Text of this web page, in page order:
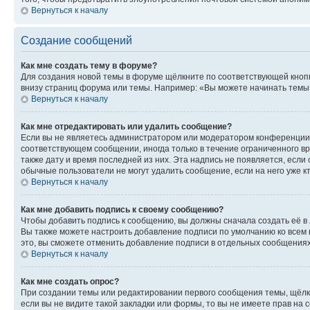
Вернуться к началу
Создание сообщений
Как мне создать тему в форуме?
Для создания новой темы в форуме щёлкните по соответствующей
внизу страниц форума или темы. Например: «Вы можете начинать
Вернуться к началу
Как мне отредактировать или удалить сообщение?
Если вы не являетесь администратором или модератором
соответствующем сообщении, иногда только в течение ограниченного
также дату и время последней из них. Эта надпись не появляется,
обычные пользователи не могут удалить сообщение, если на него уже
Вернуться к началу
Как мне добавить подпись к своему сообщению?
Чтобы добавить подпись к сообщению, вы должны сначала создать её
Вы также можете настроить добавление подписи по умолчанию ко
это, вы сможете отменить добавление подписи в отдельных
Вернуться к началу
Как мне создать опрос?
При создании темы или редактировании первого сообщения темы,
если вы не видите такой закладки или формы, то вы не имеете прав на